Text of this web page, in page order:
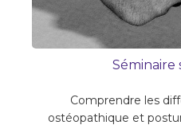
Séminaire
Comprendre les
ostéopathique et